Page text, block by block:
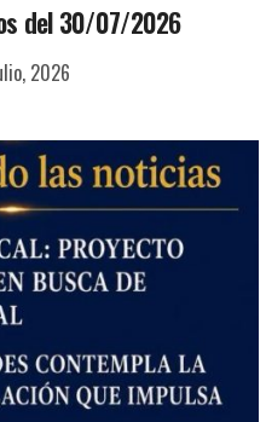
del 30/07/2026
2026